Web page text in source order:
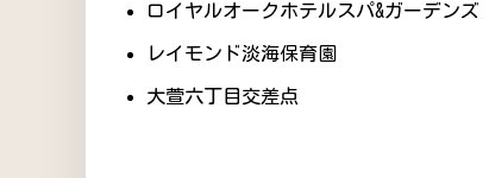
ロイヤルオークホテルスパ&ガーデンズ
レイモンド淡海保育園
大萱六丁目交差点